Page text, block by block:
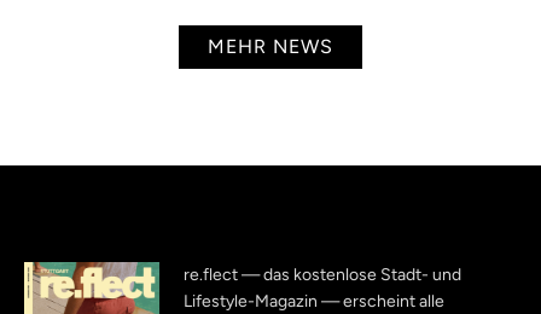
MEHR NEWS
re.flect — das kostenlose Stadt- und
Lifestyle-Magazin — erscheint alle